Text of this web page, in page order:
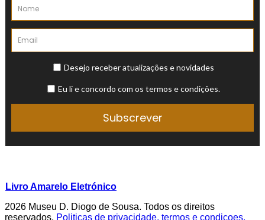
Livro Amarelo Eletrónico
2026 Museu D. Diogo de Sousa. Todos os direitos
reservados. Politicas de privacidade, termos e condicoes.